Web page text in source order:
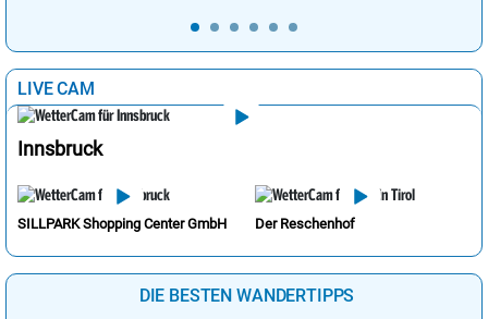
LIVE CAM
Innsbruck
SILLPARK Shopping Center GmbH Der Reschenhof
DIE BESTEN WANDERTIPPS